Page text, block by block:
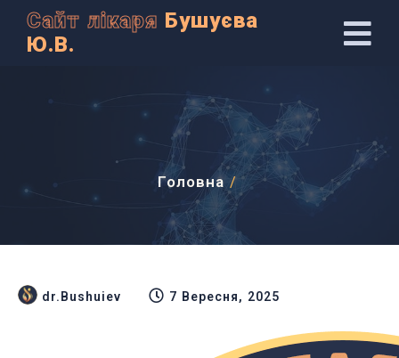
Сайт лікаря Бушуєва
Ю.В.
Головна /
dr.Bushuiev 7 Вересня, 2025